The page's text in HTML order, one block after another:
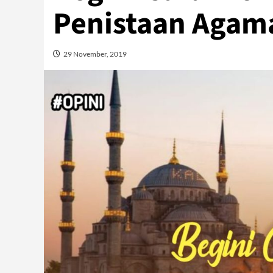
Penistaan
29 November, 2019